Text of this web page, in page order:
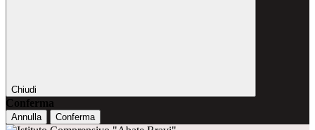
Chiudi
Conferma
Annulla Conferma